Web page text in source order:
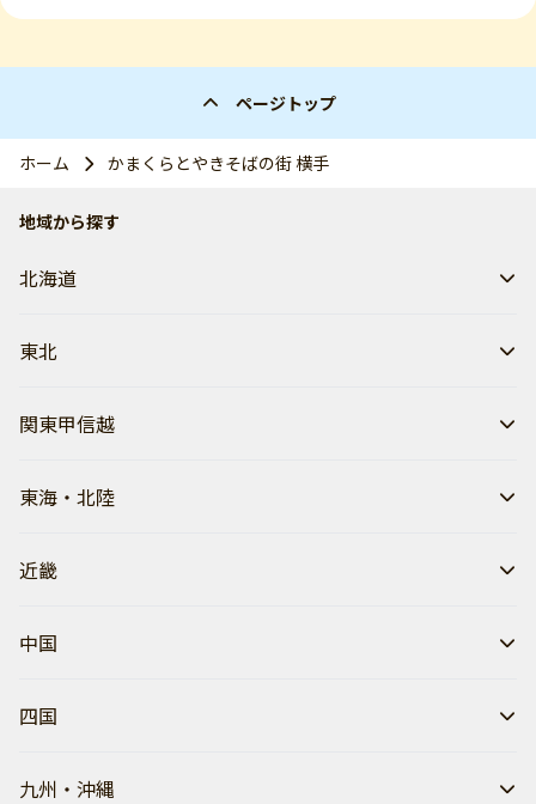
ページトップ
ホーム かまくらとやきそばの街 横手
地域から探す
北海道
東北
関東甲信越
東海・北陸
近畿
中国
四国
九州・沖縄